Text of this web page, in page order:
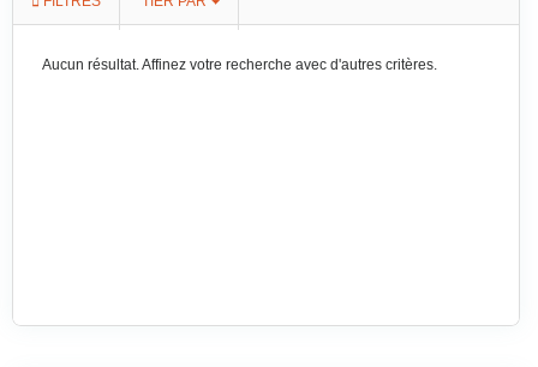
Aucun résultat. Affinez votre recherche avec d'autres critères.